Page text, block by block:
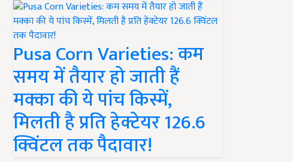
Pusa Corn Varieties: कम
समय में तैयार हो जाती हैं
मक्का की ये पांच किस्में,
मिलती है प्रति हेक्टेयर 126.6
क्विंटल तक पैदावार!